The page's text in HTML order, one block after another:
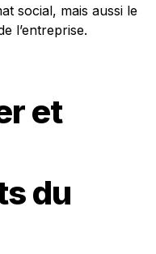
social, mais aussi le
l’entreprise.
et
du